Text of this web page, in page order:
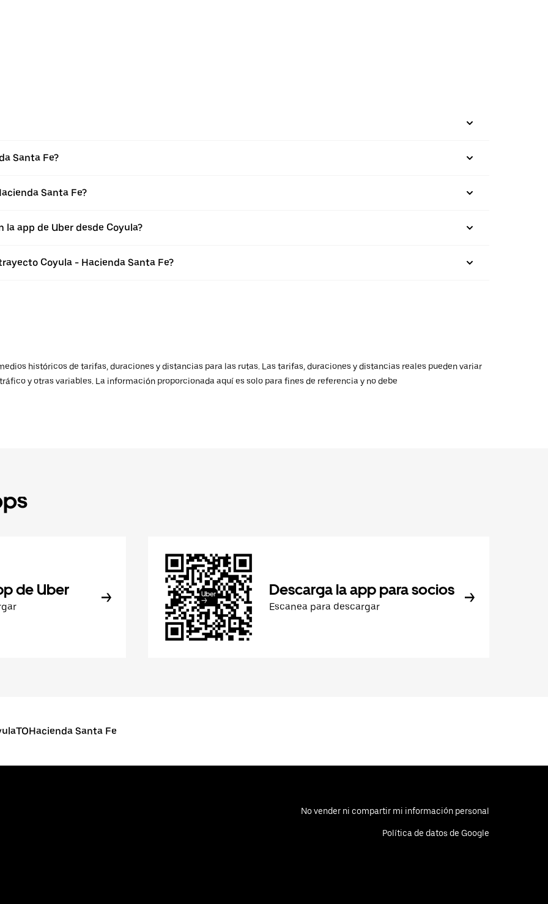
Santa Fe?
Santa Fe?
app de Uber desde Coyula?
Coyula - Hacienda Santa Fe?
históricos de tarifas, duraciones y distancias para las rutas. Las tarifas, duraciones y distancias reales pueden variar
y otras variables. La información proporcionada aquí es solo para fines de referencia y no debe
de Uber Descarga la app para socios
Escanea para descargar
Santa Fe
No vender ni compartir mi información personal
Política de datos de Google